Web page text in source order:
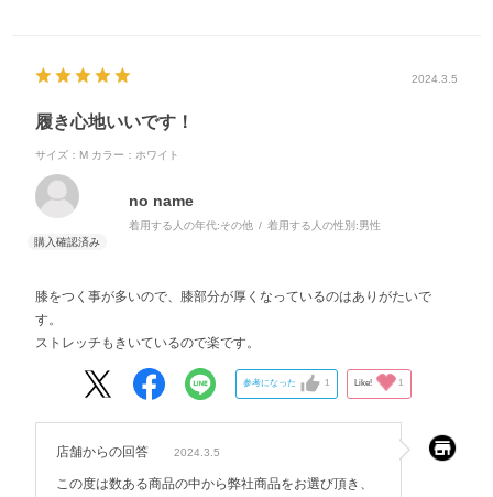
2024.3.5
履き心地いいです！
サイズ：M カラー：ホワイト
no name
着用する人の年代:その他 着用する人の性別:男性
膝をつく事が多いので、膝部分が厚くなっているのはありがたいで
す。
ストレッチもきいているので楽です。
参考になった 1 Like! 1
店舗からの回答 2024.3.5
この度は数ある商品の中から弊社商品をお選び頂き、